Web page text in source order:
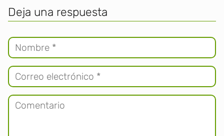
Deja una respuesta